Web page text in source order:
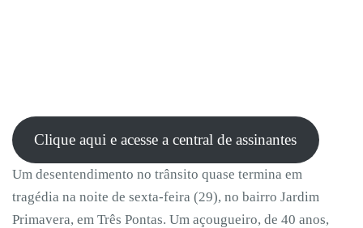
Clique aqui e acesse a central de assinantes
Um desentendimento no trânsito quase termina em
tragédia na noite de sexta-feira (29), no bairro Jardim
Primavera, em Três Pontas. Um açougueiro, de 40 anos,